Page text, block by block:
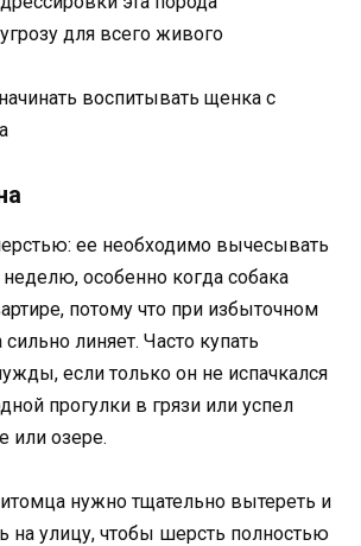
для всего живого
воспитывать щенка с
ее необходимо вычесывать
особенно когда собака
потому что при избыточном
сильно линяет. Часто купать
если только он не испачкался
прогулки в грязи или успел
или озере.
нужно тщательно вытереть и
на улицу, чтобы шерсть полностью